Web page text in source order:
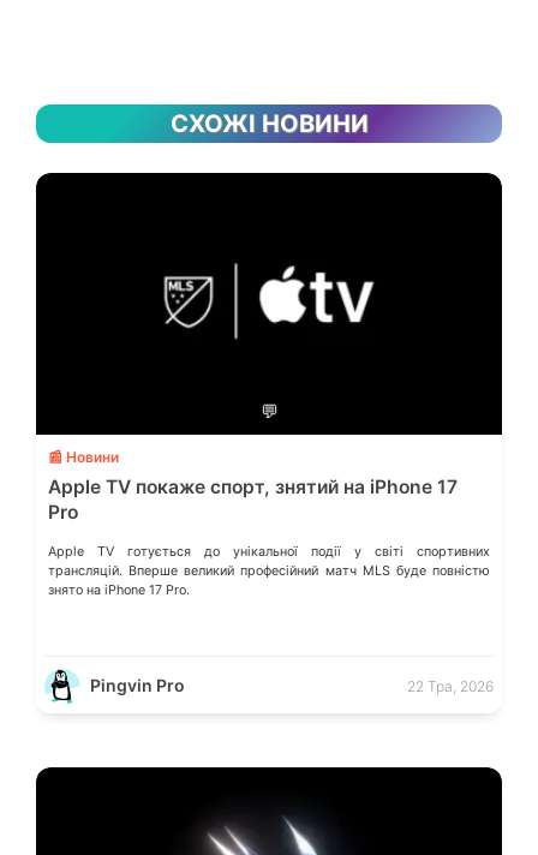
СХОЖІ НОВИНИ
💬
📰 Новини
Apple TV покаже спорт, знятий на iPhone 17
Pro
Apple TV готується до унікальної події у світі спортивних
трансляцій. Вперше великий професійний матч MLS буде повністю
знято на iPhone 17 Pro.
Pingvin Pro 22 Тра, 2026